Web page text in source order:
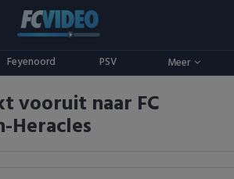
Feyenoord PSV Meer
Divisie
vooruit naar FC
Heracles